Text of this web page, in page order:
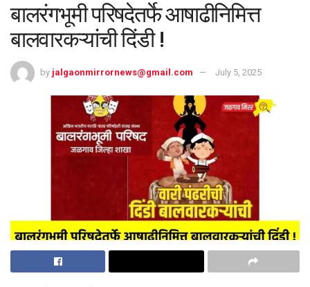
बालरंगभूमी परिषदेतर्फे आषाढीनिमित्त
बालवारकऱ्यांची दिंडी !
by jalgaonmirrornews@gmail.com July 5, 2025